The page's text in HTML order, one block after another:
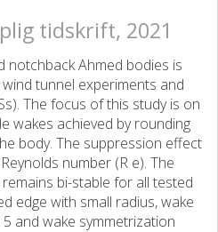
tidskrift, 2021
notchback Ahmed bodies is
tunnel experiments and
The focus of this study is on
wakes achieved by rounding
body. The suppression effect
number (R e). The
bi-stable for all tested
edge with small radius, wake
and wake symmetrization